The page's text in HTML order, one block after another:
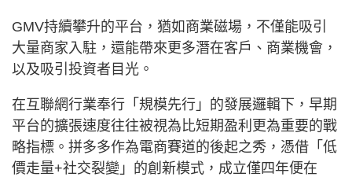
GMV持續攀升的平台，猶如商業磁場，不僅能吸引
大量商家入駐，還能帶來更多潛在客戶、商業機會，
以及吸引投資者目光。
在互聯網行業奉行「規模先行」的發展邏輯下，早期
平台的擴張速度往往被視為比短期盈利更為重要的戰
略指標。拼多多作為電商賽道的後起之秀，憑借「低
價走量+社交裂變」的創新模式，成立僅四年便在